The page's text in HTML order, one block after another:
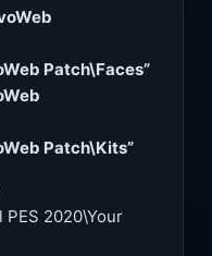
Patch\Faces”
Patch\Kits”
PES 2020\Your